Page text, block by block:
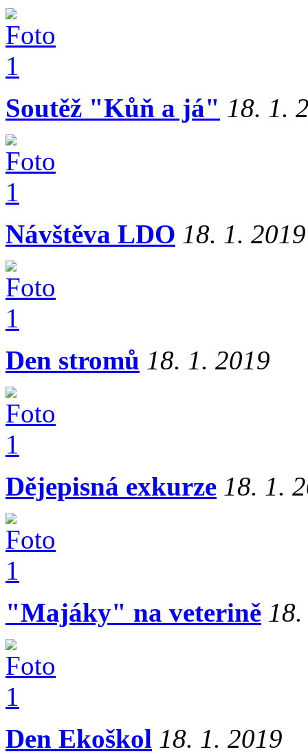
Soutěž "Kůň a já" 18. 1.
Návštěva LDO 18. 1. 2019
Den stromů 18. 1. 2019
Dějepisná exkurze 18. 1.
"Majáky" na veterině
Den Ekoškol 18. 1. 2019